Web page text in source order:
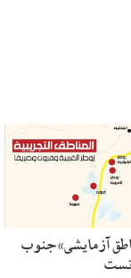
راهی خواهند بود تا
مجبور به
اویغور در
ابراز هویت
که توسط
به قتل
آزمایشی» جنوب